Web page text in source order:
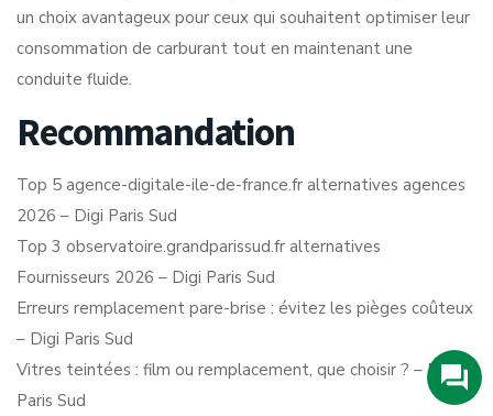
un choix avantageux pour ceux qui souhaitent optimiser leur
consommation de carburant tout en maintenant une
conduite fluide.
Recommandation
Top 5 agence-digitale-ile-de-france.fr alternatives agences
2026 – Digi Paris Sud
Top 3 observatoire.grandparissud.fr alternatives
Fournisseurs 2026 – Digi Paris Sud
Erreurs remplacement pare-brise : évitez les pièges coûteux
– Digi Paris Sud
Vitres teintées : film ou remplacement, que choisir ? – Digi
Paris Sud